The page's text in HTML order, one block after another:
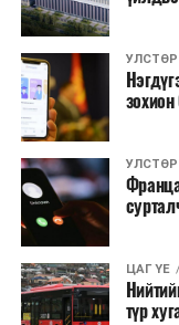
гаргах нөөцийн
Засаг дарга
ажиллахыг
Нөөцийн махыг
бэлтгэлийн явц,
хөнгөлөлттэй
явдлыг таслан
өрсөлдөөнийг
Иргэд агуулах,
малчид
ЦАГ ҮЕ
түр